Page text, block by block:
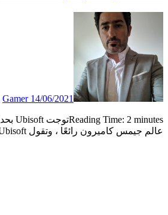
Gamer 14/06/2021
Reading Time: 2 minutesتوجت Ubisoft بحديثها الرئيسي في E3 بمفاجأة كبيرة: نظرة أولى على Avatar: Frontiers of Pandora. يبدو الجيل التالي من
عالم جيمس كاميرون رائعًا ، وتقول Ubisoft إنه…